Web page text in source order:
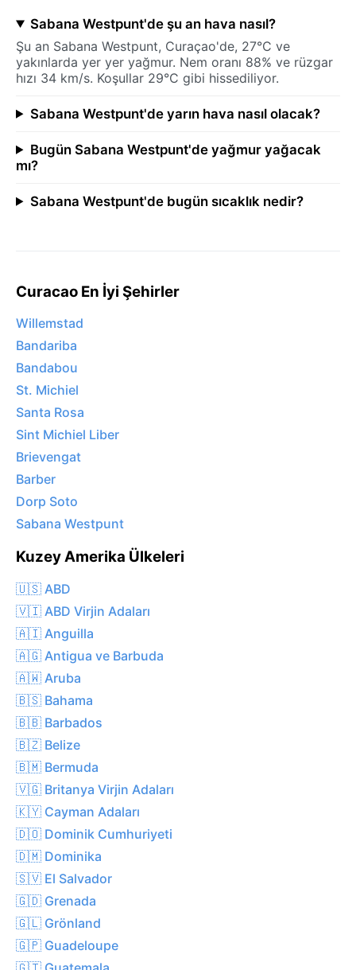
Sabana Westpunt'de şu an hava nasıl?
Şu an Sabana Westpunt, Curaçao'de, 27°C ve
yakınlarda yer yer yağmur. Nem oranı 88% ve rüzgar
hızı 34 km/s. Koşullar 29°C gibi hissediliyor.
Sabana Westpunt'de yarın hava nasıl olacak?
Bugün Sabana Westpunt'de yağmur yağacak
mı?
Sabana Westpunt'de bugün sıcaklık nedir?
Curacao En İyi Şehirler
Willemstad
Bandariba
Bandabou
St. Michiel
Santa Rosa
Sint Michiel Liber
Brievengat
Barber
Dorp Soto
Sabana Westpunt
Kuzey Amerika Ülkeleri
🇺🇸 ABD
🇻🇮 ABD Virjin Adaları
🇦🇮 Anguilla
🇦🇬 Antigua ve Barbuda
🇦🇼 Aruba
🇧🇸 Bahama
🇧🇧 Barbados
🇧🇿 Belize
🇧🇲 Bermuda
🇻🇬 Britanya Virjin Adaları
🇰🇾 Cayman Adaları
🇩🇴 Dominik Cumhuriyeti
🇩🇲 Dominika
🇸🇻 El Salvador
🇬🇩 Grenada
🇬🇱 Grönland
🇬🇵 Guadeloupe